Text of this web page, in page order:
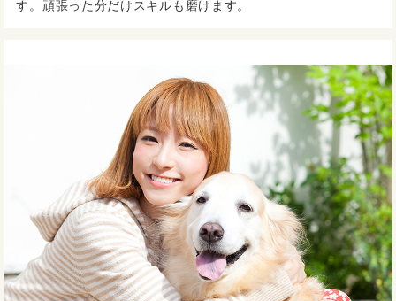
す。頑張った分だけスキルも磨けます。